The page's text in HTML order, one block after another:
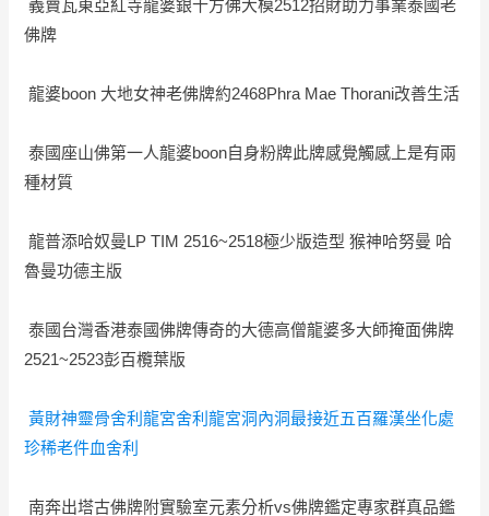
義賣瓦東亞紅寺龍婆銀十方佛大模2512招財助力事業泰國老
佛牌
龍婆boon 大地女神老佛牌約2468Phra Mae Thorani改善生活
泰國座山佛第一人龍婆boon自身粉牌此牌感覺觸感上是有兩
種材質
龍普添哈奴曼LP TIM 2516~2518極少版造型 猴神哈努曼 哈
魯曼功德主版
泰國台灣香港泰國佛牌傳奇的大德高僧龍婆多大師掩面佛牌
2521~2523彭百欖葉版
黃財神靈骨舍利龍宮舍利龍宮洞內洞最接近五百羅漢坐化處
珍稀老件血舍利
南奔出塔古佛牌附實驗室元素分析vs佛牌鑑定專家群真品鑑